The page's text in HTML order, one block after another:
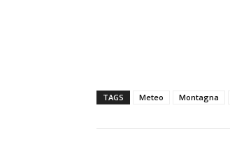
TAGS Meteo Montagna